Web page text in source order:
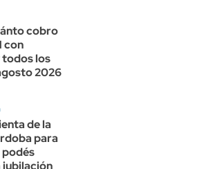
cobro
con
todos los
2026
de la
para
podés